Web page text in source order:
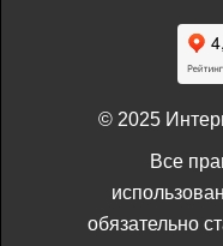
© 2025
Все
обязательно